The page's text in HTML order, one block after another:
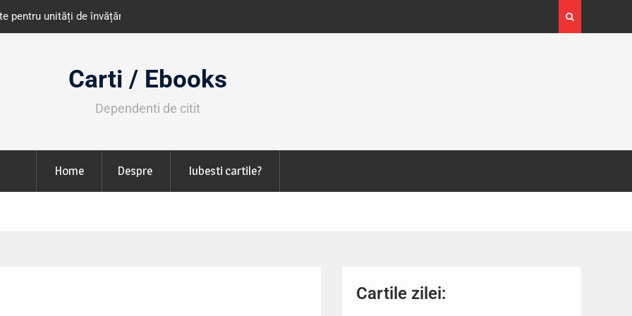
din România
octombrie
Expoziția Brâncuși de la Timișoara a atras peste
130.000 de vizitatori
Carti / Ebooks
Dependenti de citit
Home Despre Iubesti cartile?
Cartile zilei: